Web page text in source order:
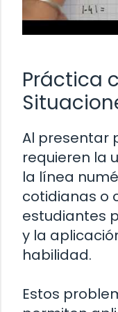
Práctica
Al presentar
requieren la
la línea
cotidianas o
estudiantes
y la
habilidad.
Estos